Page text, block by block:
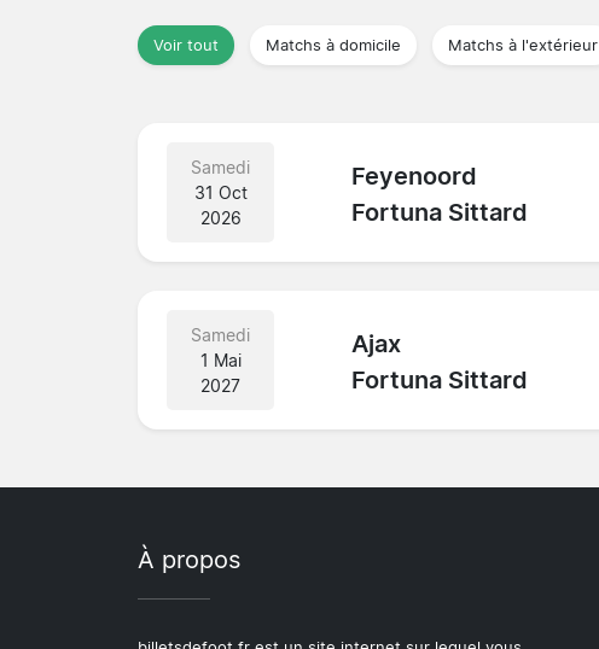
Voir tout Matchs à domicile Matchs à l'extérieur
Samedi
31 Oct
2026
Feyenoord
Fortuna Sittard
Samedi
1 Mai
2027
Ajax
Fortuna Sittard
À propos